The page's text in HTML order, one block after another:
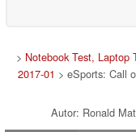
> Notebook Test, Laptop
2017-01 > eSports: Call
Autor: Ronald